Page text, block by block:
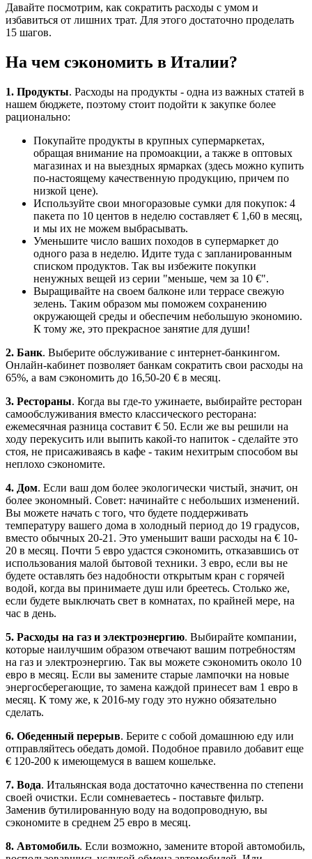
Давайте посмотрим, как сократить расходы с умом и
избавиться от лишних трат. Для этого достаточно проделать
15 шагов.
На чем сэкономить в Италии?
1. Продукты. Расходы на продукты - одна из важных статей в
нашем бюджете, поэтому стоит подойти к закупке более
рационально:
Покупайте продукты в крупных супермаркетах,
обращая внимание на промоакции, а также в оптовых
магазинах и на выездных ярмарках (здесь можно купить
по-настоящему качественную продукцию, причем по
низкой цене).
Используйте свои многоразовые сумки для покупок: 4
пакета по 10 центов в неделю составляет € 1,60 в месяц,
и мы их не можем выбрасывать.
Уменьшите число ваших походов в супермаркет до
одного раза в неделю. Идите туда с запланированным
списком продуктов. Так вы избежите покупки
ненужных вещей из серии "меньше, чем за 10 €".
Выращивайте на своем балконе или террасе свежую
зелень. Таким образом мы поможем сохранению
окружающей среды и обеспечим небольшую экономию.
К тому же, это прекрасное занятие для души!
2. Банк. Выберите обслуживание с интернет-банкингом.
Онлайн-кабинет позволяет банкам сократить свои расходы на
65%, а вам сэкономить до 16,50-20 € в месяц.
3. Рестораны. Когда вы где-то ужинаете, выбирайте ресторан
самообслуживания вместо классического ресторана:
ежемесячная разница составит € 50. Если же вы решили на
ходу перекусить или выпить какой-то напиток - сделайте это
стоя, не присаживаясь в кафе - таким нехитрым способом вы
неплохо сэкономите.
4. Дом. Если ваш дом более экологически чистый, значит, он
более экономный. Совет: начинайте с небольших изменений.
Вы можете начать с того, что будете поддерживать
температуру вашего дома в холодный период до 19 градусов,
вместо обычных 20-21. Это уменьшит ваши расходы на € 10-
20 в месяц. Почти 5 евро удастся сэкономить, отказавшись от
использования малой бытовой техники. 3 евро, если вы не
будете оставлять без надобности открытым кран с горячей
водой, когда вы принимаете душ или бреетесь. Столько же,
если будете выключать свет в комнатах, по крайней мере, на
час в день.
5. Расходы на газ и электроэнергию. Выбирайте компании,
которые наилучшим образом отвечают вашим потребностям
на газ и электроэнергию. Так вы можете сэкономить около 10
евро в месяц. Если вы замените старые лампочки на новые
энергосберегающие, то замена каждой принесет вам 1 евро в
месяц. К тому же, к 2016-му году это нужно обязательно
сделать.
6. Обеденный перерыв. Берите с собой домашнюю еду или
отправляйтесь обедать домой. Подобное правило добавит еще
€ 120-200 к имеющемуся в вашем кошельке.
7. Вода. Итальянская вода достаточно качественна по степени
своей очистки. Если сомневаетесь - поставьте фильтр.
Заменив бутилированную воду на водопроводную, вы
сэкономите в среднем 25 евро в месяц.
8. Автомобиль. Если возможно, замените второй автомобиль,